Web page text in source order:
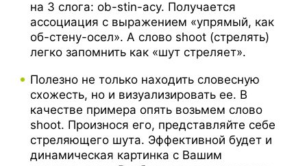
на 3 слога: ob-stin-acy. Получается
ассоциация с выражением «упрямый, как
об-стену-осел». А слово shoot (стрелять)
легко запомнить как «шут стреляет».
Полезно не только находить словесную
схожесть, но и визуализировать ее. В
качестве примера опять возьмем слово
shoot. Произнося его, представляйте себе
стреляющего шута. Эффективной будет и
динамическая картинка с Вашим